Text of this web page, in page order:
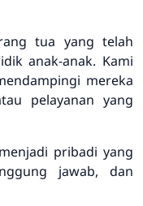
tua yang telah
anak-anak. Kami
mereka
pelayanan yang
pribadi yang
jawab, dan